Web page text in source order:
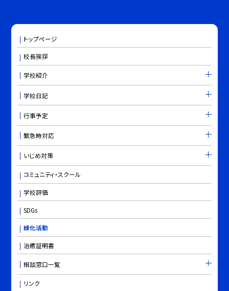
トップページ
校長挨拶
学校紹介
学校日記
行事予定
緊急時対応
いじめ対策
コミュニティ・スクール
学校評価
SDGs
緑化活動
治癒証明書
相談窓口一覧
リンク